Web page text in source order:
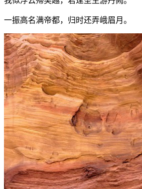
一振高名满帝都，归时还弄峨眉月。